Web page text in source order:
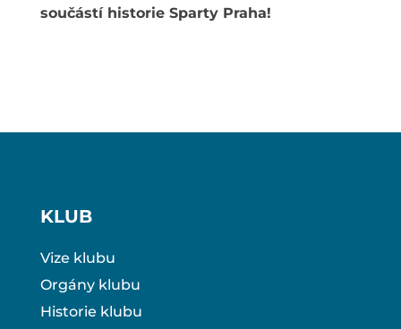
součástí historie Sparty Praha!
KLUB
Vize klubu
Orgány klubu
Historie klubu